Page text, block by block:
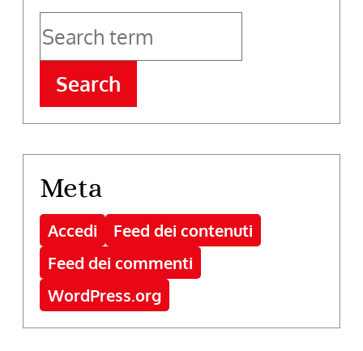
Search
Meta
Accedi
Feed dei contenuti
Feed dei commenti
WordPress.org